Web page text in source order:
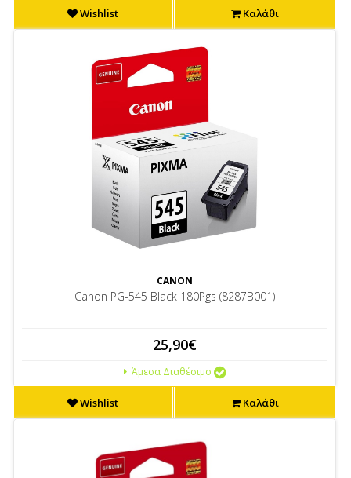
Wishlist Καλάθι
CANON
Canon PG-545 Black 180Pgs (8287B001)
25,90€
Άμεσα Διαθέσιμο
Wishlist Καλάθι